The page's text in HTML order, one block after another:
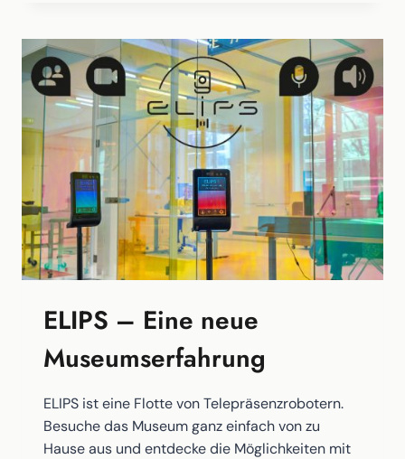
DAS
KUNSTAREAL
MÜNCHEN
ELIPS – Eine neue
Museumserfahrung
ELIPS ist eine Flotte von Telepräsenzrobotern.
Besuche das Museum ganz einfach von zu
Hause aus und entdecke die Möglichkeiten mit